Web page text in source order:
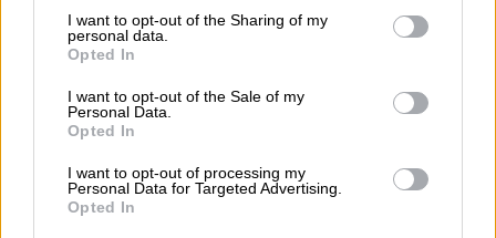
not limited to your visit or usage behaviour. You may click to
grant or deny consent to Google and its third-party tags to
use your data for below specified purposes in below Google
consent section.
I want to opt-out of the Sharing of my
personal data.
Opted In
I want to opt-out of the Sale of my
Personal Data.
Opted In
I want to opt-out of processing my
Personal Data for Targeted Advertising.
Opted In